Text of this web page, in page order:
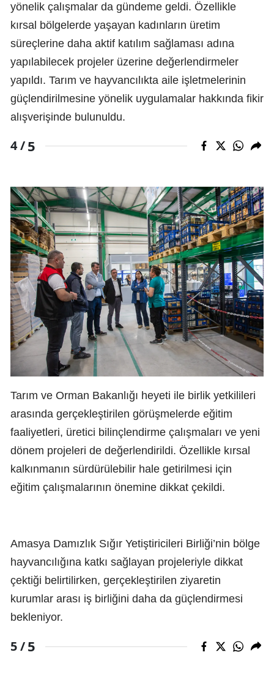
yönelik çalışmalar da gündeme geldi. Özellikle
kırsal bölgelerde yaşayan kadınların üretim
süreçlerine daha aktif katılım sağlaması adına
yapılabilecek projeler üzerine değerlendirmeler
yapıldı. Tarım ve hayvancılıkta aile işletmelerinin
güçlendirilmesine yönelik uygulamalar hakkında fikir
alışverişinde bulunuldu.
4 /5
Tarım ve Orman Bakanlığı heyeti ile birlik yetkilileri
arasında gerçekleştirilen görüşmelerde eğitim
faaliyetleri, üretici bilinçlendirme çalışmaları ve yeni
dönem projeleri de değerlendirildi. Özellikle kırsal
kalkınmanın sürdürülebilir hale getirilmesi için
eğitim çalışmalarının önemine dikkat çekildi.
Amasya Damızlık Sığır Yetiştiricileri Birliği’nin bölge
hayvancılığına katkı sağlayan projeleriyle dikkat
çektiği belirtilirken, gerçekleştirilen ziyaretin
kurumlar arası iş birliğini daha da güçlendirmesi
bekleniyor.
5 /5